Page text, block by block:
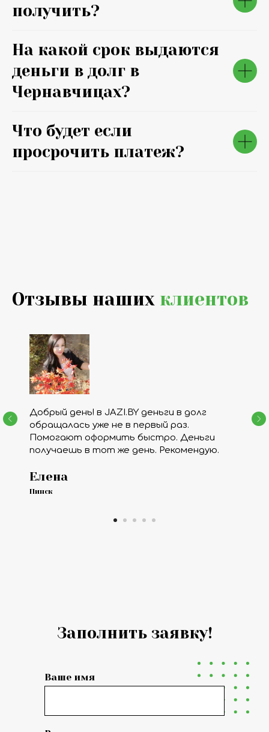
получить?
На какой срок выдаются
деньги в долг в
Чернавчицах?
Что будет если
просрочить платеж?
Отзывы наших клиентов
Добрый день! в JAZI.BY деньги в долг
обращалась уже не в первый раз.
Помогают оформить быстро. Деньги
получаешь в тот же день. Рекомендую.
Елена
Пинск
Ваше имя
Заполнить заявку!